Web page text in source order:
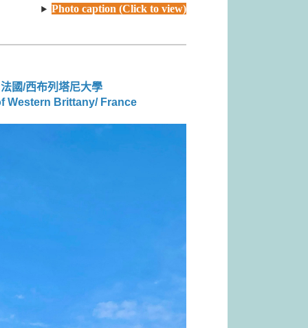
Photo caption (Click to view)
國/西布列塔尼大學
Western Brittany/ France